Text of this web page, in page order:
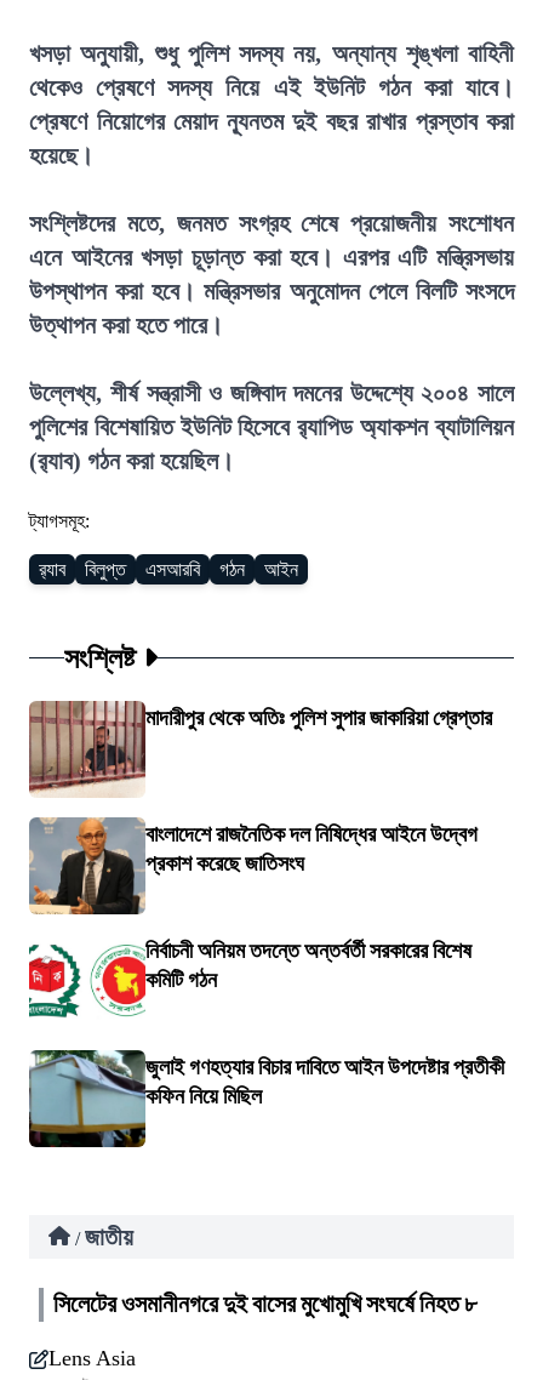
খসড়া অনুযায়ী, শুধু পুলিশ সদস্য নয়, অন্যান্য শৃঙ্খলা বাহিনী
থেকেও প্রেষণে সদস্য নিয়ে এই ইউনিট গঠন করা যাবে।
প্রেষণে নিয়োগের মেয়াদ ন্যূনতম দুই বছর রাখার প্রস্তাব করা
হয়েছে।
সংশ্লিষ্টদের মতে, জনমত সংগ্রহ শেষে প্রয়োজনীয় সংশোধন
এনে আইনের খসড়া চূড়ান্ত করা হবে। এরপর এটি মন্ত্রিসভায়
উপস্থাপন করা হবে। মন্ত্রিসভার অনুমোদন পেলে বিলটি সংসদে
উত্থাপন করা হতে পারে।
উল্লেখ্য, শীর্ষ সন্ত্রাসী ও জঙ্গিবাদ দমনের উদ্দেশ্যে ২০০৪ সালে
পুলিশের বিশেষায়িত ইউনিট হিসেবে র‍্যাপিড অ্যাকশন ব্যাটালিয়ন
(র‍্যাব) গঠন করা হয়েছিল।
ট্যাগসমূহ:
র‍্যাব বিলুপ্ত এসআরবি গঠন আইন
সংশ্লিষ্ট
মাদারীপুর থেকে অতিঃ পুলিশ সুপার জাকারিয়া গ্রেপ্তার
বাংলাদেশে রাজনৈতিক দল নিষিদ্ধের আইনে উদ্বেগ
প্রকাশ করেছে জাতিসংঘ
নির্বাচনী অনিয়ম তদন্তে অন্তর্বর্তী সরকারের বিশেষ
কমিটি গঠন
জুলাই গণহত্যার বিচার দাবিতে আইন উপদেষ্টার প্রতীকী
কফিন নিয়ে মিছিল
/ জাতীয়
সিলেটের ওসমানীনগরে দুই বাসের মুখোমুখি সংঘর্ষে নিহত ৮
Lens Asia